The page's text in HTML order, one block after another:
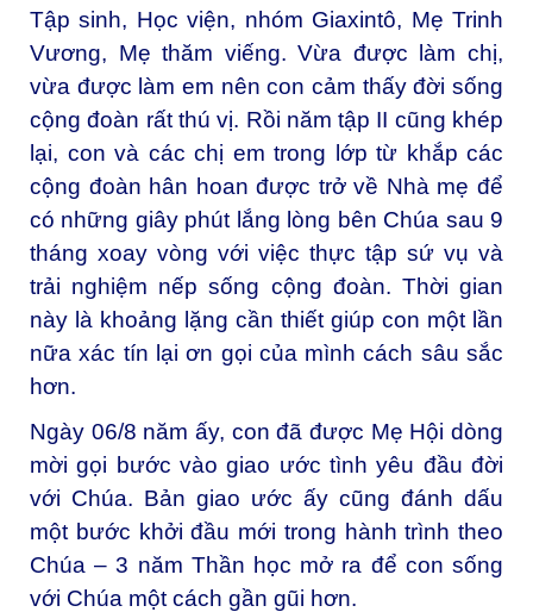
Tập sinh, Học viện, nhóm Giaxintô, Mẹ Trinh
Vương, Mẹ thăm viếng. Vừa được làm chị,
vừa được làm em nên con cảm thấy đời sống
cộng đoàn rất thú vị. Rồi năm tập II cũng khép
lại, con và các chị em trong lớp từ khắp các
cộng đoàn hân hoan được trở về Nhà mẹ để
có những giây phút lắng lòng bên Chúa sau 9
tháng xoay vòng với việc thực tập sứ vụ và
trải nghiệm nếp sống cộng đoàn. Thời gian
này là khoảng lặng cần thiết giúp con một lần
nữa xác tín lại ơn gọi của mình cách sâu sắc
hơn.
Ngày 06/8 năm ấy, con đã được Mẹ Hội dòng
mời gọi bước vào giao ước tình yêu đầu đời
với Chúa. Bản giao ước ấy cũng đánh dấu
một bước khởi đầu mới trong hành trình theo
Chúa – 3 năm Thần học mở ra để con sống
với Chúa một cách gần gũi hơn.